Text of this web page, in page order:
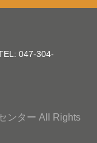
047-304-
ンター All Rights